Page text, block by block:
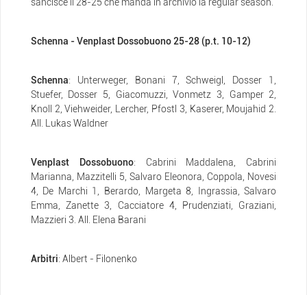
sancisce il 28-25 che manda in archivio la regular season.
Schenna - Venplast Dossobuono 25-28 (p.t. 10-12)
Schenna: Unterweger, Bonani 7, Schweigl, Dosser 1,
Stuefer, Dosser 5, Giacomuzzi, Vonmetz 3, Gamper 2,
Knoll 2, Viehweider, Lercher, Pfostl 3, Kaserer, Moujahid 2.
All. Lukas Waldner
Venplast Dossobuono: Cabrini Maddalena, Cabrini
Marianna, Mazzitelli 5, Salvaro Eleonora, Coppola, Novesi
4, De Marchi 1, Berardo, Margeta 8, Ingrassia, Salvaro
Emma, Zanette 3, Cacciatore 4, Prudenziati, Graziani,
Mazzieri 3. All. Elena Barani
Arbitri: Albert - Filonenko